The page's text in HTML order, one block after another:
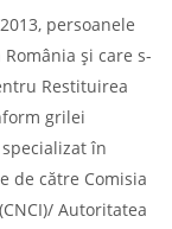
persoanele
și care s-
Restituirea
grilei
în
de către Comisia
Autoritatea